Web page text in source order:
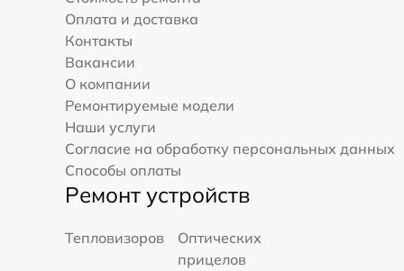
Оплата и доставка
Контакты
Вакансии
О компании
Ремонтируемые модели
Наши услуги
Согласие на обработку персональных данных
Способы оплаты
Ремонт устройств
Тепловизоров
Оптических
прицелов